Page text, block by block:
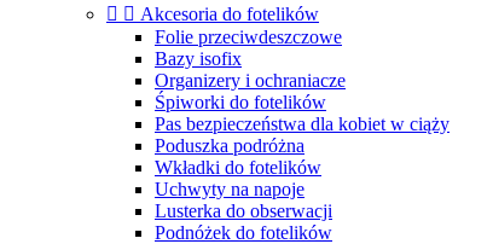
  Akcesoria do fotelików
Folie przeciwdeszczowe
Bazy isofix
Organizery i ochraniacze
Śpiworki do fotelików
Pas bezpieczeństwa dla kobiet w ciąży
Poduszka podróżna
Wkładki do fotelików
Uchwyty na napoje
Lusterka do obserwacji
Podnóżek do fotelików